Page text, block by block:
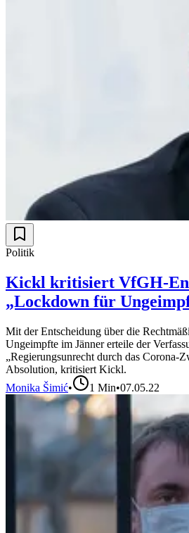
Politik
Kickl kritisiert VfGH-
„Lockdown für
Mit der Entscheidung über die
Ungeimpfte im Jänner erteile der
„Regierungsunrecht durch das Corona-
Absolution, kritisiert Kickl.
Monika Šimić• 1 Min•07.05.22